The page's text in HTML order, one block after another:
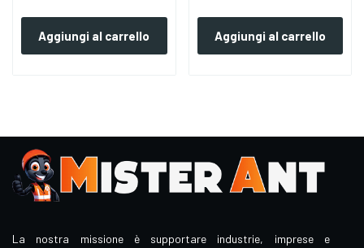
Aggiungi al carrello Aggiungi al carrello
La nostra missione è supportare industrie, imprese e